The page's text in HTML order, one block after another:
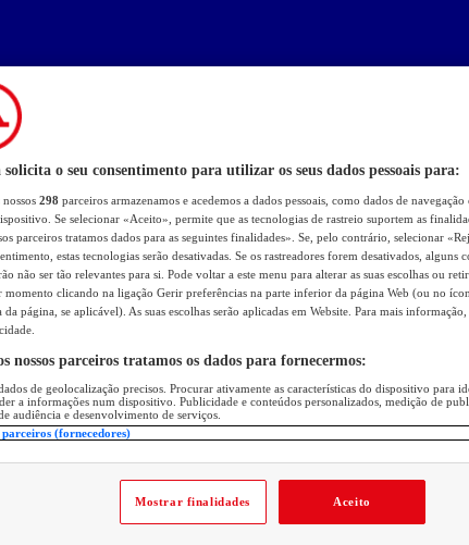
solicita o seu consentimento para utilizar os seus dados pessoais para:
298 parceiros armazenamos e acedemos a dados pessoais, como dados de
Se selecionar «Aceito», permite que as tecnologias de rastreio suportem as
parceiros tratamos dados para as seguintes finalidades». Se, pelo contrário, selecionar
estas tecnologias serão desativadas. Se os rastreadores forem desativados, alguns
não ser tão relevantes para si. Pode voltar a este menu para alterar as suas escolhas ou
momento clicando na ligação Gerir preferências na parte inferior da página Web (ou no
da página, se aplicável). As suas escolhas serão aplicadas em Website. Para mais
nossos parceiros tratamos os dados para fornecermos:
de geolocalização precisos. Procurar ativamente as características do dispositivo para
a informações num dispositivo. Publicidade e conteúdos personalizados, medição de
audiência e desenvolvimento de serviços.
(fornecedores)
Mostrar finalidades Aceito